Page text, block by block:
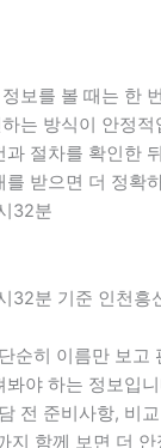
보를 볼 때는 한
는 방식이 안정
절차를 확인한
받으면 더 정확
32분
32분 기준 인천흥
순히 이름만 보고
봐야 하는 정보입
전 준비사항, 비
지 함께 보면 더